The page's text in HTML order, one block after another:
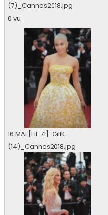
(7)_Cannes2018.jpg
0 vu
16 MAI [FiF 71]-GillK
(14)_Cannes2018.jpg